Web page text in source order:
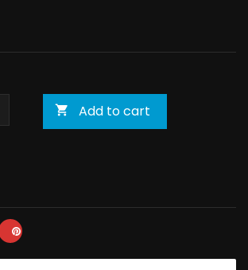
 Add to cart